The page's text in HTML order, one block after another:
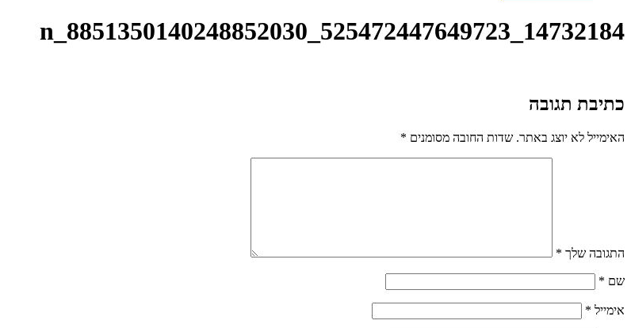
14732184_525472447649723_8851350140248852030_n
כתיבת תגובה
האימייל לא יוצג באתר. שדות החובה מסומנים *
התגובה שלך *
שם *
אימייל *